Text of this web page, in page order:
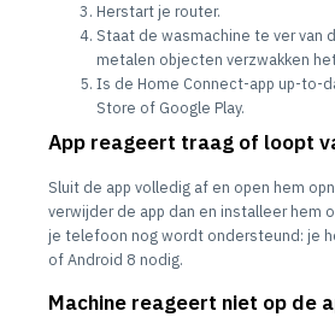
Herstart je router.
Staat de wasmachine te ver van
metalen objecten verzwakken
Is de Home Connect-app up-to-
Store of Google Play.
App reageert traag of loopt
Sluit de app volledig af en open hem
verwijder de app dan en installeer hem
je telefoon nog wordt ondersteund: je
of Android 8 nodig.
Machine reageert niet op de